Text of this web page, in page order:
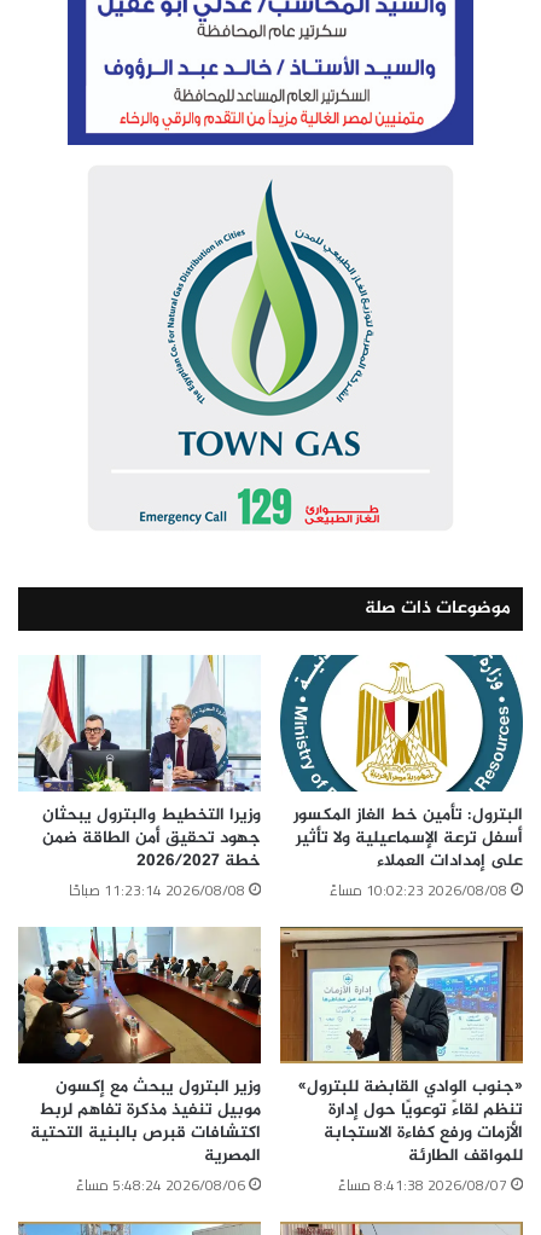
وشركات حكومية تمثل كافة مجالات صناعة الغاز الطبيعى
من انتاج ونقل وتوزيع.
وأشار الملا، إلى أن المنتدى سيعقد اجتماعه الوزاري
السادس الأسبوع المقبل و يضم حالياً 8 دول اعضاء بعد
انضمام فرنسا بالاضافة إلى المراقبين من البنك الدولى
والاتحاد الاوروبى و الولايات المتحدة الامريكية .
الوسوم الرئيس السيسى معرض إكسبو دبى منتدى غاز شرق المتوسط
وزير البترول
نسخ الرابط
موضوعات ذات صلة
البترول: تأمين خط الغاز المكسور
أسفل ترعة الإسماعيلية ولا تأثير
على إمدادات العملاء
2026/08/08 10:02:23 مساءً
وزيرا التخطيط والبترول يبحثان
جهود تحقيق أمن الطاقة ضمن
خطة 2026/2027
2026/08/08 11:23:14 صباحًا
«جنوب الوادي القابضة للبترول»
تنظم لقاءً توعويًا حول إدارة
الأزمات ورفع كفاءة الاستجابة
للمواقف الطارئة
2026/08/07 8:41:38 مساءً
وزير البترول يبحث مع إكسون
موبيل تنفيذ مذكرة تفاهم لربط
اكتشافات قبرص بالبنية التحتية
المصرية
2026/08/06 5:48:24 مساءً